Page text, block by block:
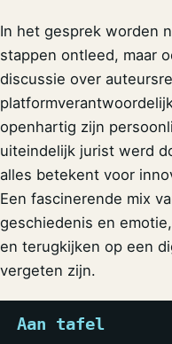
In het gesprek worden
stappen ontleed, maar
discussie over
openhartig zijn
uiteindelijk jurist werd
alles betekent voor
Een fascinerende mix
geschiedenis en
en terugkijken op een
vergeten zijn.
Aan tafel